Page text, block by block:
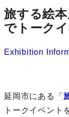
旅する絵
でトーク
Exhibition
延岡市にある「
トークイベント